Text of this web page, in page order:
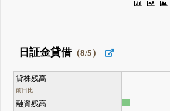
日証金貸借（8/5）
貸株残高
前日比
融資残高